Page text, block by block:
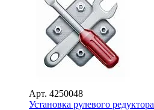
Арт. 4250048
Установка рулевого редуктора